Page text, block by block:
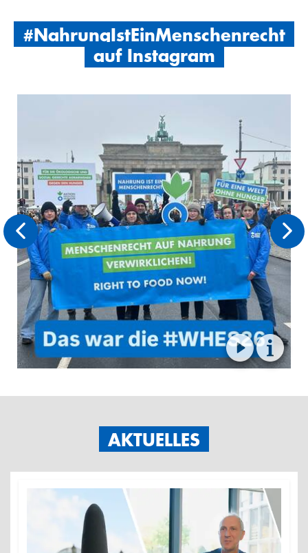
#NahrungIstEinMenschenrecht
auf Instagram
✕
Nahrung ist ein Menschenrecht - mit 8.000 von euch
haben wir heute demonstriert und von der Politik
uns und dem @wir_haben_es_satt Bündnis Haltung
gezeigt haben. 💙💚 #wirhabenessatt #whes
#nahrungisteinmenschenrecht
AKTUELLES